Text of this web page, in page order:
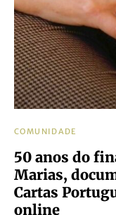
COMUNIDADE
50 anos do
Marias,
Cartas
online